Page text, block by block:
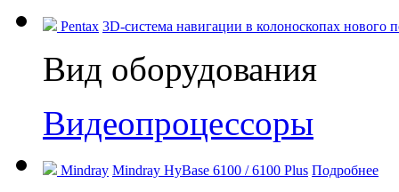
Pentax 3D-система навигации в колоноскопах нового
Вид оборудования
Видеопроцессоры
Mindray Mindray HyBase 6100 / 6100 Plus Подробнее